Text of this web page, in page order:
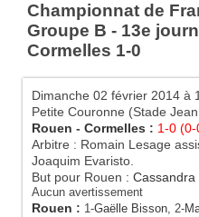
Championnat de
Groupe B - 13e
Cormelles 1-0
Dimanche 02 février 2014 à
Petite Couronne (Stade
Rouen - Cormelles : 1-0 (0-
Arbitre : Romain Lesage
Joaquim Evaristo.
But pour Rouen : Cassandra
Aucun avertissement
Rouen : 1-Gaëlle Bisson, 2-